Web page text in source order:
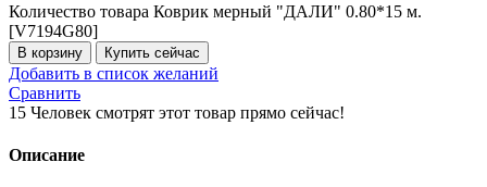
Количество товара Коврик мерный "ДАЛИ" 0.80*15 м.
[V7194G80]
В корзину Купить сейчас
Добавить в список желаний
Сравнить
15 Человек смотрят этот товар прямо сейчас!
Описание